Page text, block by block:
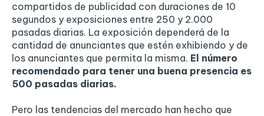
compartidos de publicidad con duraciones de 10
segundos y exposiciones entre 250 y 2.000
pasadas diarias. La exposición dependerá de la
cantidad de anunciantes que estén exhibiendo y de
los anunciantes que permita la misma. El número
recomendado para tener una buena presencia es
500 pasadas diarias.
Pero las tendencias del mercado han hecho que